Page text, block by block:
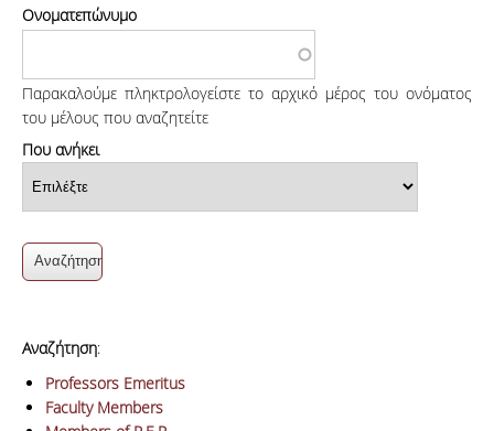
Ονοματεπώνυμο
Παρακαλούμε πληκτρολογείστε το αρχικό μέρος του ονόματος
του μέλους που αναζητείτε
Που ανήκει
Αναζήτηση:
Professors Emeritus
Faculty Members